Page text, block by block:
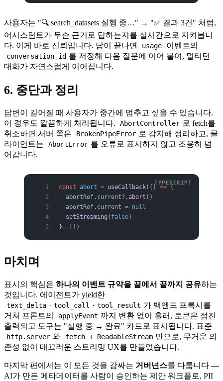
사용자는 "🔍 search_datasets 실행 중…" → "✅ 결과 3건" 처럼,
어시스턴트가 무슨 근거로 답하는지를 실시간으로 지켜봅니
다. 이게 바로 신뢰입니다. 답이 끝나면
usage 이벤트의
conversation_id 를 저장해 다음 질문에 이어 붙여, 멀티턴
대화가 자연스럽게 이어집니다.
6. 중단과 정리
답변이 길어질 때 사용자가 중간에 멈추고 싶을 수 있습니다.
이 경우도 깔끔하게 처리됩니다.
AbortController 로 fetch를
취소하면 서버 쪽은
BrokenPipeError 로 감지해 정리하고, 클
라이언트는
AbortError 를 오류로 표시하지 않고 조용히 넘
어갑니다.
const abort = useCallback(() => {
  abortRef.current?.
abort ()
  abortRef.current
= null
  setStreaming
( false)
}, [])
마치며
표시의 핵심은 하나의 이벤트 규약을 끝에서 끝까지 공유하는
것입니다. 에이전트가 yield한
text_delta · tool_call · tool_result 가 백엔드 프록시를
거쳐 프론트의
applyEvent 까지 변환 없이 흘러, 토큰은 점진
출력되고 도구는 "실행 중 → 완료" 카드로 표시됩니다. 표준
http.server 와 fetch + ReadableStream 만으로, 무거운 의
존성 없이 매끄러운 스트리밍 UX를 만들었습니다.
마지막 편에서는 이 모든 것을 감싸는 거버넌스를 다룹니다 —
AI가 만든 메타데이터를 사람이 승인하는 제안 워크플로, PII